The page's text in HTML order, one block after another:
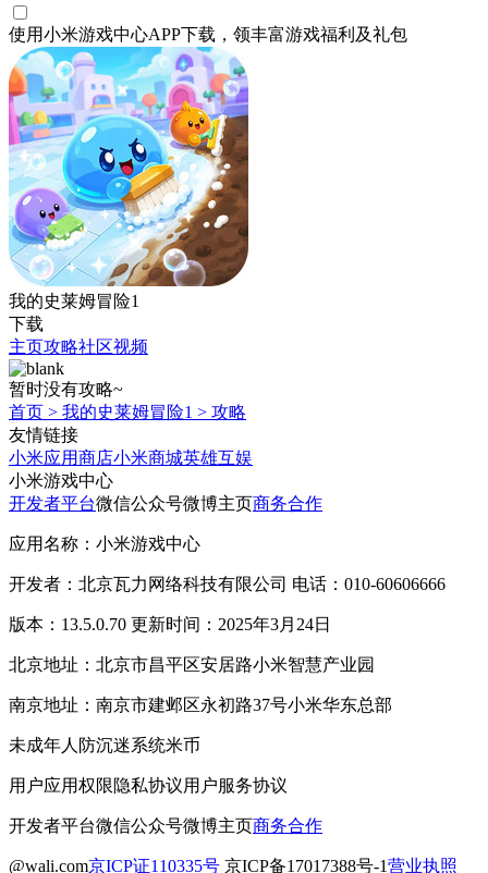
使用小米游戏中心APP下载 ，领丰富游戏福利 及礼包
我的史莱姆冒险1
下载
主页攻略社区视频
暂时没有攻略~
首页 > 我的史莱姆冒险1 > 攻略
友情链接
小米应用商店小米商城英雄互娱
小米游戏中心
开发者平台微信公众号微博主页商务合作
应用名称：小米游戏中心
开发者：北京瓦力网络科技有限公司 电话：010-60606666
版本：13.5.0.70 更新时间：2025年3月24日
北京地址：北京市昌平区安居路小米智慧产业园
南京地址：南京市建邺区永初路37号小米华东总部
未成年人防沉迷系统米币
用户应用权限隐私协议用户服务协议
开发者平台微信公众号微博主页商务合作
@wali.com京ICP证110335号 京ICP备17017388号-1营业执照